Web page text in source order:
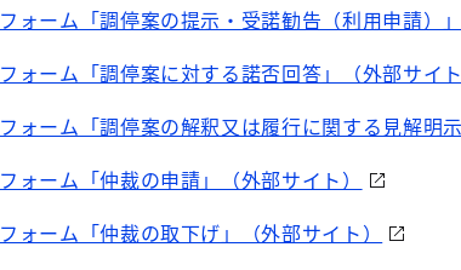
フォーム「調停案の提示・受諾勧告（利用申請）
フォーム「調停案に対する諾否回答」（外部サイト
フォーム「調停案の解釈又は履行に関する見解明
フォーム「仲裁の申請」（外部サイト）
フォーム「仲裁の取下げ」（外部サイト）